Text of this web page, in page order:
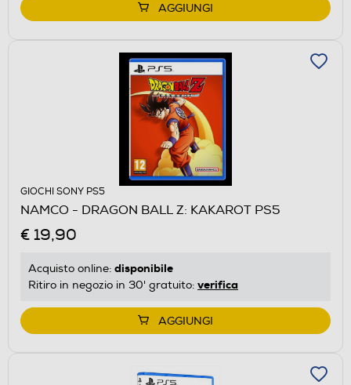
AGGIUNGI
GIOCHI SONY PS5
NAMCO - DRAGON BALL Z: KAKAROT PS5
€ 19,90
Acquisto online: disponibile
Ritiro in negozio in 30' gratuito: verifica
AGGIUNGI